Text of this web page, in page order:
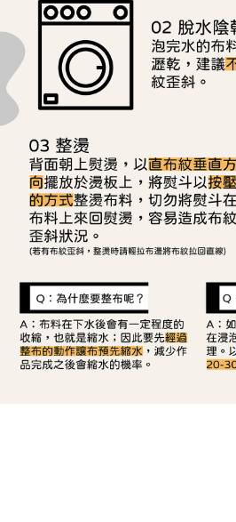
５．嚴禁一人註冊多個帳號或使用他人資訊
恩沛科技股份有限公司將有權停止該用戶之